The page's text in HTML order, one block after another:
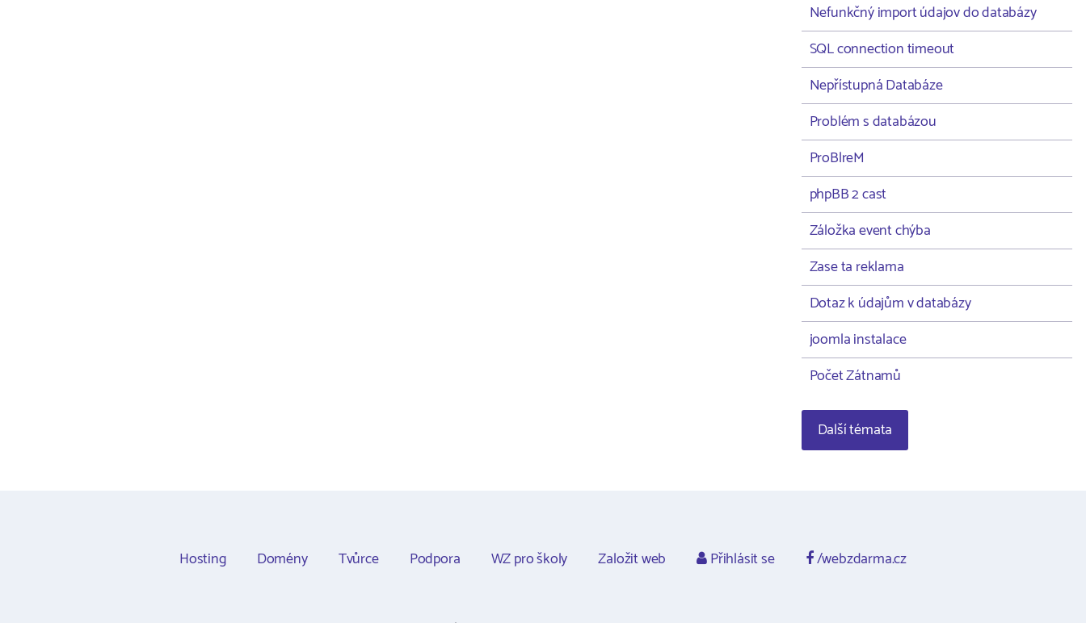
Nefunkčný import údajov do databázy
SQL connection timeout
Nepřístupná Databáze
Problém s databázou
ProBlreM
phpBB 2 cast
Záložka event chýba
Zase ta reklama
Dotaz k údajům v databázy
joomla instalace
Počet Zátnamů
Další témata
Hosting Domény Tvůrce Podpora WZ pro školy Založit web Přihlásit se /webzdarma.cz